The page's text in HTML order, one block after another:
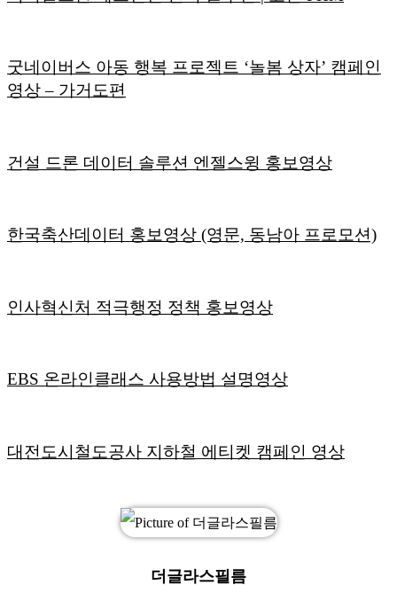
굿네이버스 아동 행복 프로젝트 ‘놀봄 상자’ 캠페인
영상 – 가거도편
건설 드론 데이터 솔루션 엔젤스윙 홍보영상
한국축산데이터 홍보영상 (영문, 동남아 프로모션)
인사혁신처 적극행정 정책 홍보영상
EBS 온라인클래스 사용방법 설명영상
대전도시철도공사 지하철 에티켓 캠페인 영상
더글라스필름